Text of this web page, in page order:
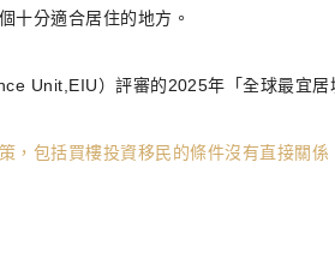
十分適合居住的地方。
Unit,EIU）評審的2025年「全球最宜居
，包括買樓投資移民的條件沒有直接關係